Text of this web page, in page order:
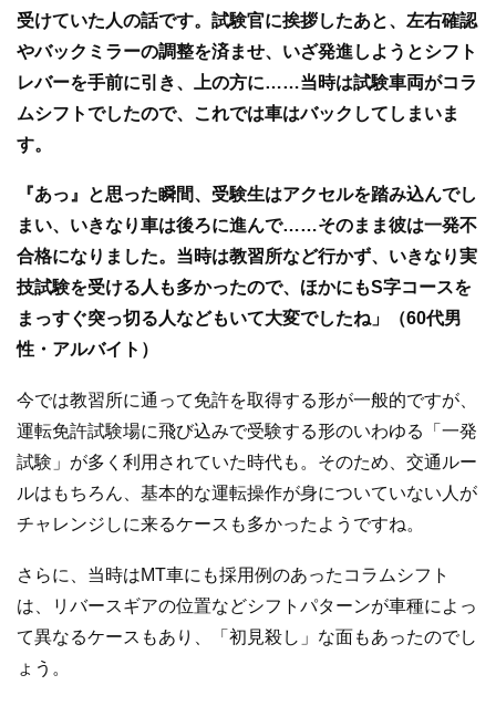
受けていた人の話です。試験官に挨拶したあと、左右確認
やバックミラーの調整を済ませ、いざ発進しようとシフト
レバーを手前に引き、上の方に……当時は試験車両がコラ
ムシフトでしたので、これでは車はバックしてしまいま
す。
『あっ』と思った瞬間、受験生はアクセルを踏み込んでし
まい、いきなり車は後ろに進んで……そのまま彼は一発不
合格になりました。当時は教習所など行かず、いきなり実
技試験を受ける人も多かったので、ほかにもS字コースを
まっすぐ突っ切る人などもいて大変でしたね」（60代男
性・アルバイト）
今では教習所に通って免許を取得する形が一般的ですが、
運転免許試験場に飛び込みで受験する形のいわゆる「一発
試験」が多く利用されていた時代も。そのため、交通ルー
ルはもちろん、基本的な運転操作が身についていない人が
チャレンジしに来るケースも多かったようですね。
さらに、当時はMT車にも採用例のあったコラムシフト
は、リバースギアの位置などシフトパターンが車種によっ
て異なるケースもあり、「初見殺し」な面もあったのでし
ょう。